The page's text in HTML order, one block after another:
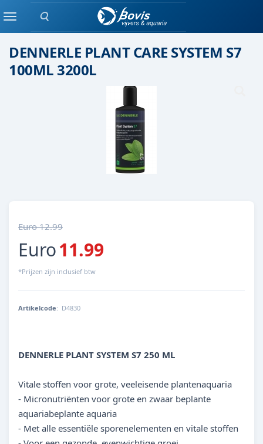
Zoeken
MenuPlant bemesting
DENNERLE PLANT CARE SYSTEM S7
100ML 3200L
Euro 12.99
Euro11.99
*Prijzen zijn inclusief btw
Artikelcode: D4830
DENNERLE PLANT SYSTEM S7 250 ML
Vitale stoffen voor grote, veeleisende plantenaquaria
- Micronutriënten voor grote en zwaar beplante
aquariabeplante aquaria
- Met alle essentiële sporenelementen en vitale stoffen